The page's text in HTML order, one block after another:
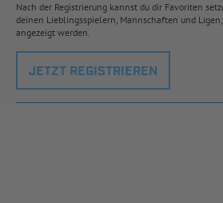
Nach der Registrierung kannst du dir Favoriten
deinen Lieblingsspielern, Mannschaften und
angezeigt werden.
JETZT REGISTRIEREN